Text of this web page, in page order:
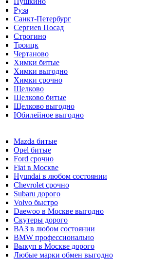
Руза
Санкт-Петербург
Сергиев Посад
Строгино
Троицк
Чертаново
Химки битые
Химки выгодно
Химки срочно
Щелково
Щелково битые
Щелково выгодно
Юбилейное выгодно
Mazda битые
Opel битые
Ford срочно
Fiat в Москве
Hyundai в любом состоянии
Chevrolet срочно
Subaru дорого
Volvo быстро
Daewoo в Москве выгодно
Скутеры дорого
ВАЗ в любом состоянии
BMW профессионально
Выкуп в Москве дорого
Любые марки обмен выгодно